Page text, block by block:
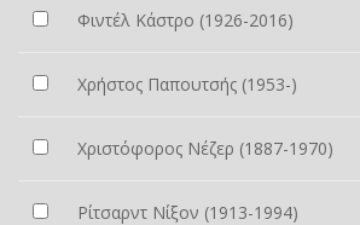
Φιντέλ Κάστρο (1926-2016)
Χρήστος Παπουτσής (1953-)
Χριστόφορος Νέζερ (1887-1970)
Ρίτσαρντ Νίξον (1913-1994)